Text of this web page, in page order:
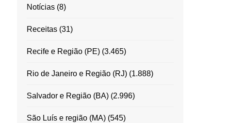
Notícias(8)
Receitas(31)
Recife e Região (PE)(3.465)
Rio de Janeiro e Região (RJ)(1.888)
Salvador e Região (BA)(2.996)
São Luís e região (MA)(545)